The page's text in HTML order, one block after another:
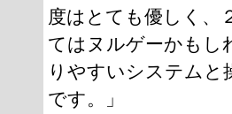
度はとても優しく、
てはヌルゲーかもし
りやすいシステムと
です。」